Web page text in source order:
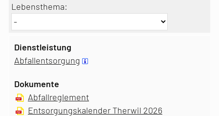
Lebensthema:
Abfallentsorgung
Abfallreglement
Entsorgungskalender Therwil 2026